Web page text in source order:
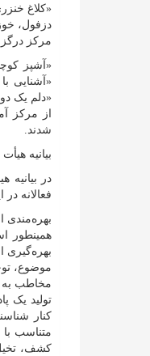
دزفول،
مرکز
«آشپز
«آشنایی
از مرکز
شدند.
بیانیه
در
فعالانه
بهره‌مندی
همینطور
بهره‌گیری
موضوع،
مخاطب به
تولید یک
کنار
متناسب
کشف،